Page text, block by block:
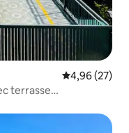
Note
4,96 (27)
terrasse